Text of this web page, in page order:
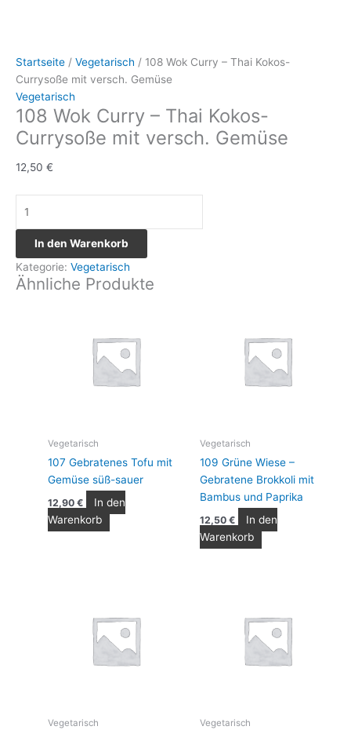
Startseite / Vegetarisch / 108 Wok Curry – Thai Kokos-
Currysoße mit versch. Gemüse
Vegetarisch
108 Wok Curry – Thai Kokos-
Currysoße mit versch. Gemüse
12,50 €
In den Warenkorb
Kategorie: Vegetarisch
Ähnliche Produkte
Vegetarisch
107 Gebratenes Tofu mit
Gemüse süß-sauer
12,90€
In den
Warenkorb
Vegetarisch
109 Grüne Wiese –
Gebratene Brokkoli mit
Bambus und Paprika
12,50 €
In den
Warenkorb
Vegetarisch Vegetarisch